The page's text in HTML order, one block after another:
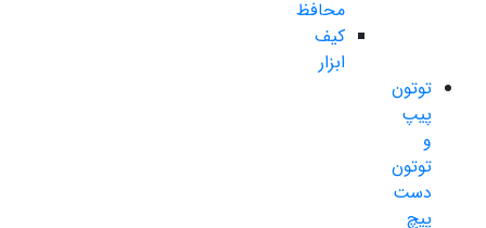
محافظ
کیف
ابزار
توتون
پیپ
و
توتون
دست
پیچ